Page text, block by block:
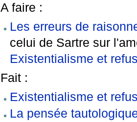
A faire :
Les erreurs de
celui de Sartre sur
Existentialisme et
Fait :
Existentialisme et
La pensée